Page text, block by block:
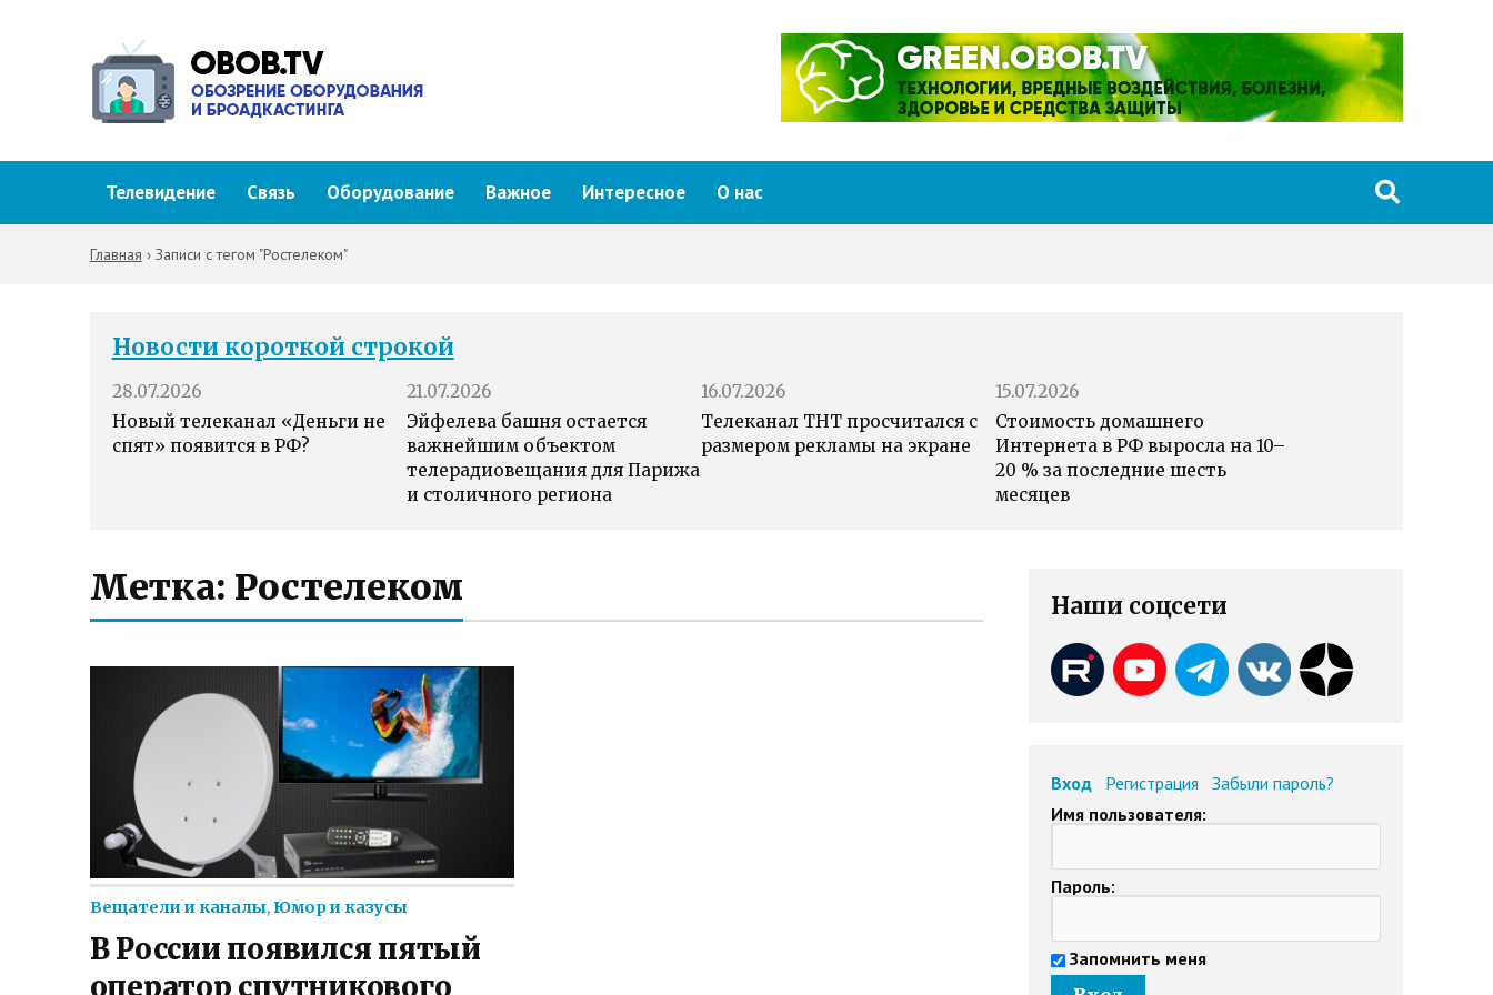
Телевидение Связь Оборудование Важное Интересное О нас
Главная › Записи с тегом "Ростелеком"
Новости короткой строкой
28.07.2026
Новый телеканал «Деньги не
спят» появится в РФ?
21.07.2026
Эйфелева башня остается
важнейшим объектом
телерадиовещания для Парижа
и столичного региона
16.07.2026
Телеканал ТНТ просчитался с
размером рекламы на экране
15.07.2026
Стоимость домашнего
Интернета в РФ выросла на 10–
20 % за последние шесть
месяцев
Метка: Ростелеком
Вещатели и каналы,Юмор и казусы
В России появился пятый
оператор спутникового
Наши соцсети
Вход Регистрация
Забыли пароль?
Имя пользователя:
Пароль:
Запомнить меня